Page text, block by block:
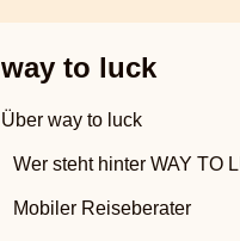
way to luck
Über way to luck
Wer steht hinter WAY TO
Mobiler Reiseberater